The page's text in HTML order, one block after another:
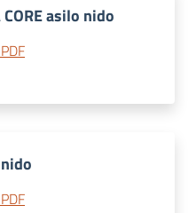
asilo nido